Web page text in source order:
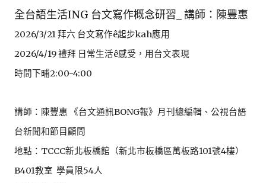
全台語生活ING 台文寫作概念研習_ 講師：陳豐惠
2026/3/21 拜六 台文寫作ê起步kah應用
2026/4/19 禮拜 日常生活ê感受，用台文表現
時間下晡2:00-4:00
講師：陳豐惠 《台文通訊BONG報》月刊總編輯、公視台語
台新聞和節目顧問
地點：TCCC新北板橋館（新北市板橋區萬板路101號4樓）
B401教室 學員限54人